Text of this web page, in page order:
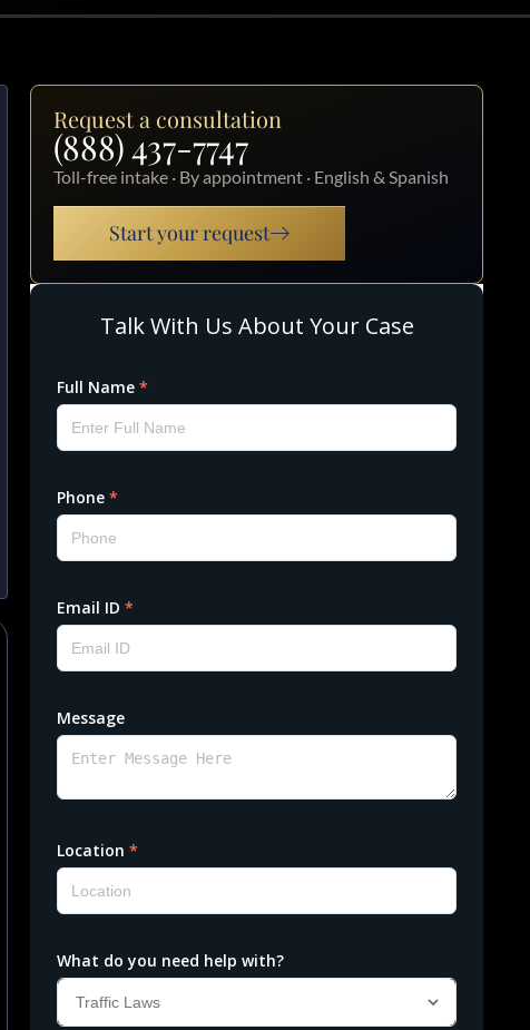
Request a consultation
(888) 437-7747
Toll-free intake · By appointment · English & Spanish
Start your request